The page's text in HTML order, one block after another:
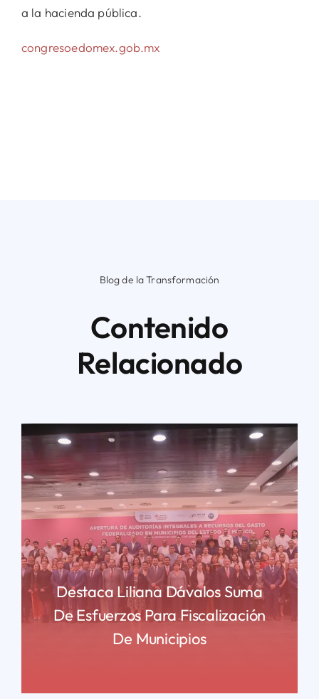
a la hacienda pública.
congresoedomex.gob.mx
Blog de la Transformación
Contenido
Relacionado
Destaca Liliana Dávalos Suma
De Esfuerzos Para Fiscalización
De Municipios